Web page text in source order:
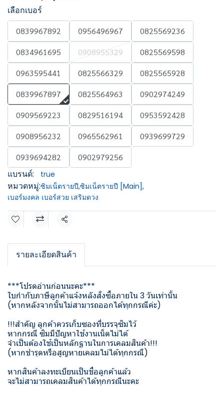
เลือกเบอร์
0839967892 0956496967
0825569236
0834961695
0908955329
0825569598
0963595441
0825566329
0825565928
0839967897
0825564963
0902974249
0909569223
0829516194
0953592428
0908956232
0965562961
0939699729
0939694282
0902979256
แบรนด์: true
หมวดหมู่:ซิมเน็ตรายปี,ซิมเน็ตรายปี [Main],
เบอร์มงคล เบอร์สวย เสริมดวง
แชร์
รายละเอียดสินค้า
***โปรดอ่านก่อนนะคะ***
ใบกำกับภาษีลูกค้าแจ้งหลังสั่งซื้อภายใน 3 วันเท่านั้น
(หากหลังจากนั้นไม่สามารถออกได้ทุกกรณีค่ะ)
!!!สำคัญ ลูกค้าควรเก็บซองที่บรรจุซิมไว้
หากกรณี ซิมมีปัญหาใช้งานเน็ตไม่ได้
จำเป็นต้องใช้เป็นหลักฐานในการเคลมสินค้า!!!
(หากชำรุดหรือสูญหายเคลมไม่ได้ทุกกรณี)
หากสินค้าลงทะเบียนเป็นชื่อลูกค้าแล้ว
จะไม่สามารถเคลมสินค้าได้ทุกกรณีนะคะ